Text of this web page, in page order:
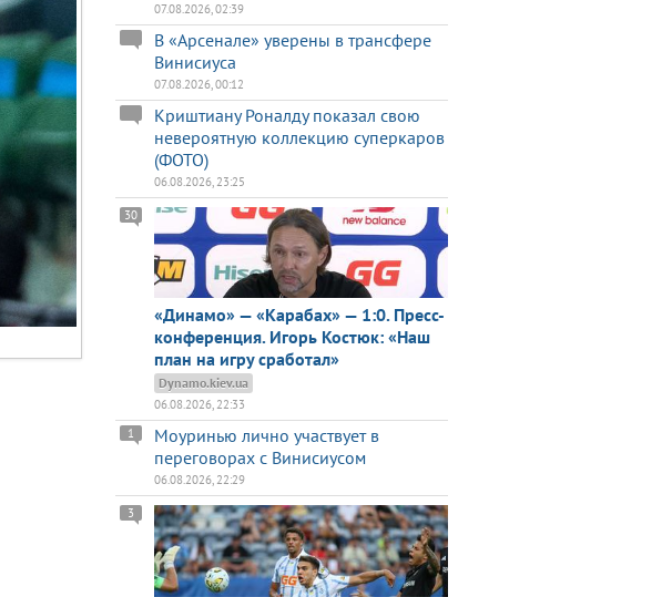
07.08.2026, 02:39
В «Арсенале» уверены в трансфере
Винисиуса
07.08.2026, 00:12
Криштиану Роналду показал свою
невероятную коллекцию суперкаров
(ФОТО)
06.08.2026, 23:25
«Динамо» — «Карабах» — 1:0. Пресс-
конференция. Игорь Костюк: «Наш
план на игру сработал»
30
Dynamo.kiev.ua
06.08.2026, 22:33
Моуринью лично участвует в
переговорах с Винисиусом
1
06.08.2026, 22:29
3